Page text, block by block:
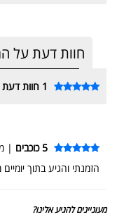
חוות דעת על
1 חוות דעת
5 כוכבים |
הזמנתי והגיע בתוך
מעוניינים להגיע אלינו?